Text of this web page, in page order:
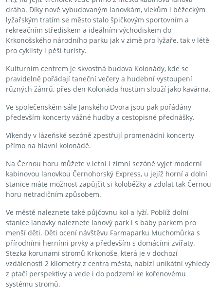
dráha. Díky nově vybudovaným lanovkám, vlekům i běžeckým
lyžařským tratím se město stalo špičkovým sportovním a
rekreačním střediskem a ideálním východiskem do
Krkonošského národního parku jak v zimě pro lyžaře, tak v létě
pro cyklisty i pěší turisty.
Kulturním centrem je skvostná budova Kolonády, kde se
pravidelně pořádají taneční večery a hudební vystoupení
různých žánrů, přes den Kolonáda hostům slouží jako kavárna.
Ve společenském sále Janského Dvora jsou pak pořádány
především koncerty vážné hudby a cestopisné přednášky.
Víkendy v lázeňské sezóně zpestřují promenádní koncerty
přímo na hlavní kolonádě.
Na Černou horu můžete v letní i zimní sezóně vyjet moderní
kabinovou lanovkou Černohorský Express, u jejíž horní a dolní
stanice máte možnost zapůjčit si koloběžky a zdolat tak Černou
horu netradičním způsobem.
Ve městě naleznete také půjčovnu kol a lyží. Poblíž dolní
stanice lanovky naleznete lanový park i s baby parkem pro
menší děti. Děti ocení návštěvu Farmaparku Muchomůrka s
přírodními herními prvky a především s domácími zvířaty.
Stezka korunami stromů Krkonoše, která je v dochozí
vzdálenosti 2 kilometry z centra města, nabízí unikátní výhledy
z ptačí perspektivy a vede i do podzemí ke kořenovému
systému stromů.